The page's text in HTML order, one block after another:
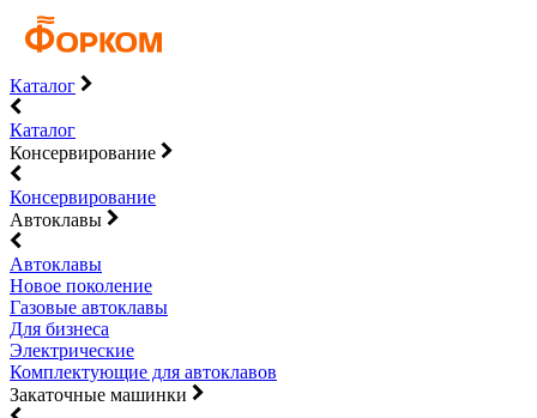
Каталог
Каталог
Консервирование
Консервирование
Автоклавы
Автоклавы
Новое поколение
Газовые автоклавы
Для бизнеса
Электрические
Комплектующие для автоклавов
Закаточные машинки